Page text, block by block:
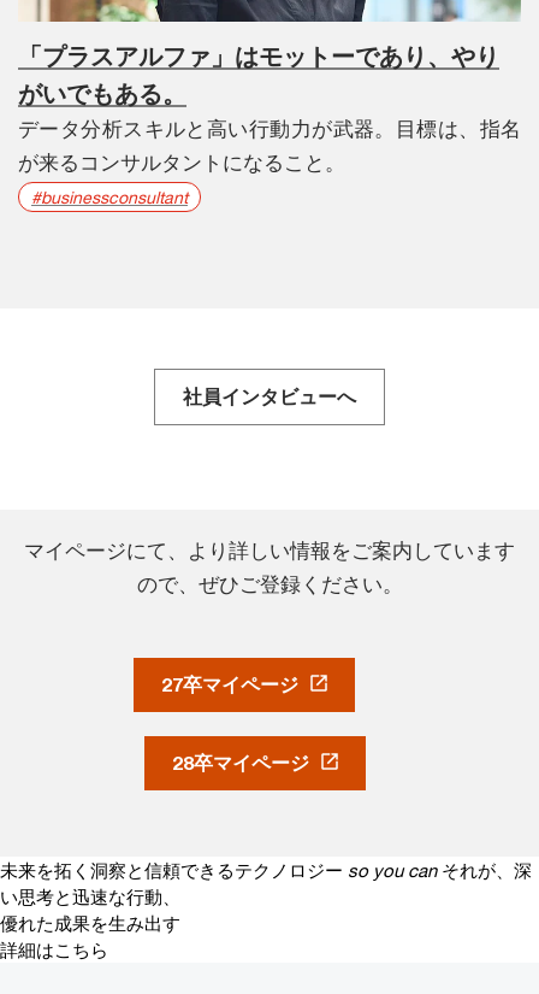
「プラスアルファ」はモットーであり、やり
がいでもある。
データ分析スキルと高い行動力が武器。目標は、指名
が来るコンサルタントになること。
#businessconsultant
社員インタビューへ
マイページにて、より詳しい情報をご案内しています
ので、ぜひご登録ください。
27卒マイページ
28卒マイページ
未来を拓く洞察と信頼できるテクノロジー so you can それが、深
い思考と迅速な行動、
優れた成果を生み出す
詳細はこちら